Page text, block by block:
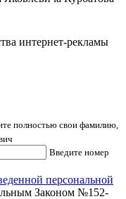
интернет-рекламы
полностью свои фамилию,
Введите номер
персональной
Законом №152-